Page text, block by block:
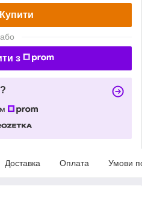
Купити
або
з
Доставка Оплата Умови